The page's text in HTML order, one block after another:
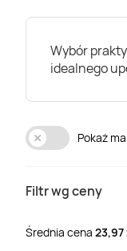
Wybór
idealnego
Pokaż
Filtr wg ceny
Średnia cena 23,97